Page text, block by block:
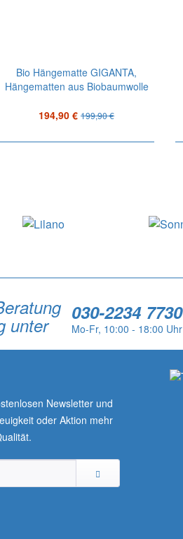
Bio Hängematte GIGANTA,
Hängematten aus Biobaumwolle
194,90 € 199,90 €
unter
030-2234 7730
Mo-Fr, 10:00 - 18:00 Uhr
Newsletter und
oder Aktion mehr